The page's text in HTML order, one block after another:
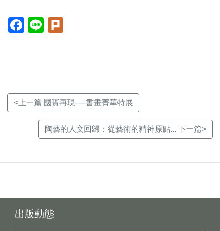
Facebook(另
開
Line(另
開
<上一篇 國寶再現──書畫菁華特展
陶藝的人文回歸：從藝術的精神原點... 下一篇>
出版動態